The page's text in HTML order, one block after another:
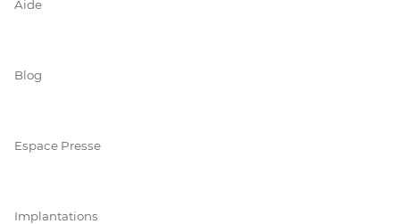
Aide
Blog
Espace Presse
Implantations